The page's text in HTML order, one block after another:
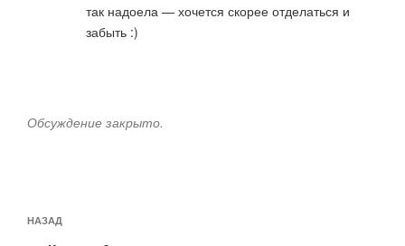
так надоела — хочется скорее отделаться и
забыть :)
Обсуждение закрыто.
по
Предыдущая
НАЗАД